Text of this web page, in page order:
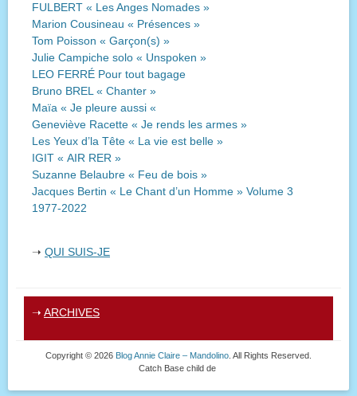
FULBERT « Les Anges Nomades »
Marion Cousineau « Présences »
Tom Poisson « Garçon(s) »
Julie Campiche solo « Unspoken »
LEO FERRÉ Pour tout bagage
Bruno BREL « Chanter »
Maïa « Je pleure aussi «
Geneviève Racette « Je rends les armes »
Les Yeux d’la Tête « La vie est belle »
IGIT « AIR RER »
Suzanne Belaubre « Feu de bois »
Jacques Bertin « Le Chant d’un Homme » Volume 3
1977-2022
➝ QUI SUIS-JE
➝ ARCHIVES
Copyright © 2026 Blog Annie Claire – Mandolino . All Rights Reserved.
Catch Base child de